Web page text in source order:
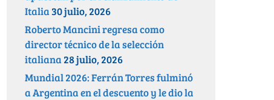
Italia30 julio, 2026
Roberto Mancini regresa como
director técnico de la selección
italiana28 julio, 2026
Mundial 2026: Ferrán Torres fulminó
a Argentina en el descuento y le dio la